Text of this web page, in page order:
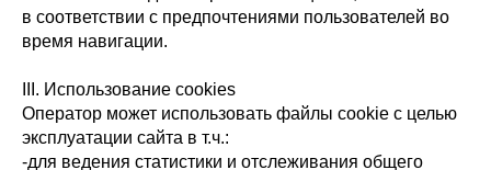
в соответствии с предпочтениями пользователей во
время навигации.
III. Использование cookies
Оператор может использовать файлы cookie с целью
эксплуатации сайта в т.ч.:
-для ведения статистики и отслеживания общего